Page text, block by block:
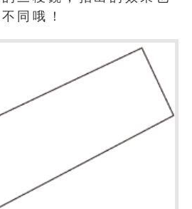
不同哦！